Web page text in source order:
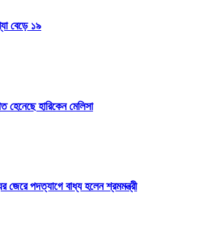
বেড়ে ১৯
হারিকেন মেলিসা
জেরে পদত্যাগে বাধ্য হলেন শ্রমমন্ত্রী